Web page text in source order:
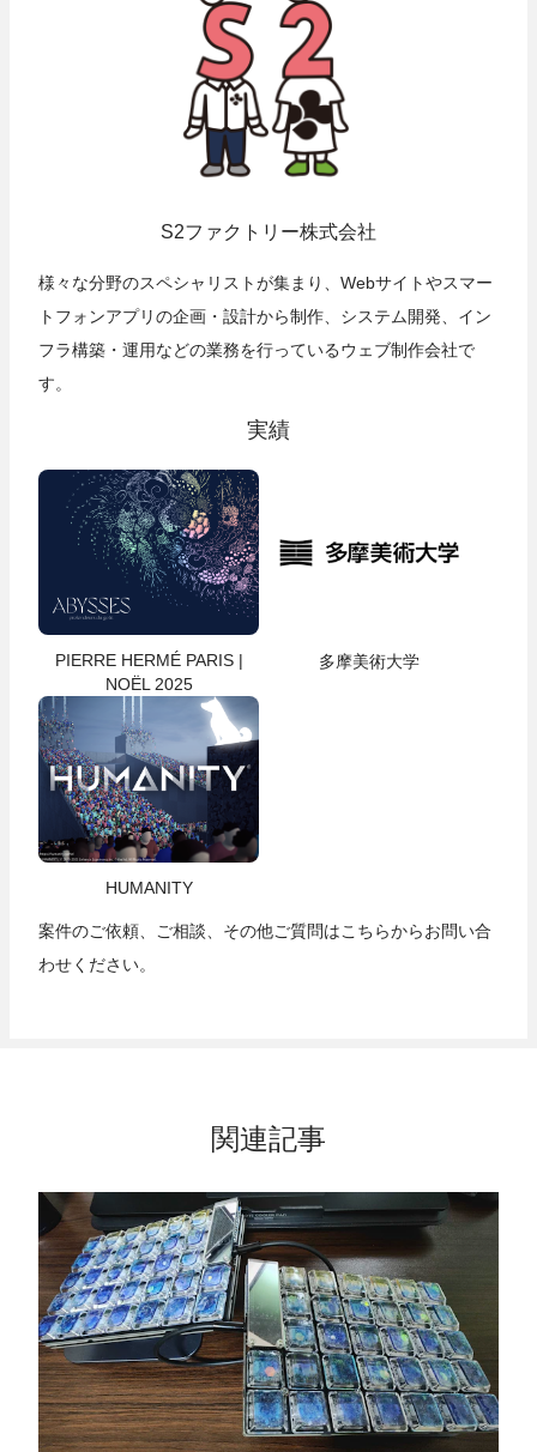
S2ファクトリー株式会社
様々な分野のスペシャリストが集まり、Webサイトやスマー
トフォンアプリの企画・設計から制作、システム開発、イン
フラ構築・運用などの業務を行っているウェブ制作会社で
す。
実績
PIERRE HERMÉ PARIS |
NOËL 2025
多摩美術大学
HUMANITY
案件のご依頼、ご相談、その他ご質問はこちらからお問い合
わせください。
関連記事